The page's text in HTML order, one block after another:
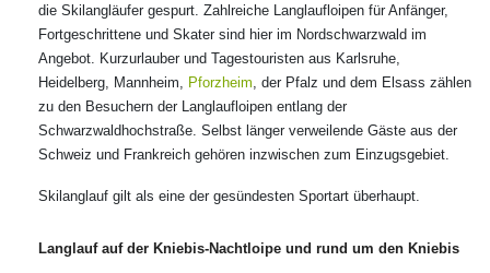
die Skilangläufer gespurt. Zahlreiche Langlaufloipen für Anfänger,
Fortgeschrittene und Skater sind hier im Nordschwarzwald im
Angebot. Kurzurlauber und Tagestouristen aus Karlsruhe,
Heidelberg, Mannheim, Pforzheim, der Pfalz und dem Elsass zählen
zu den Besuchern der Langlaufloipen entlang der
Schwarzwaldhochstraße. Selbst länger verweilende Gäste aus der
Schweiz und Frankreich gehören inzwischen zum Einzugsgebiet.
Skilanglauf gilt als eine der gesündesten Sportart überhaupt.
Langlauf auf der Kniebis-Nachtloipe und rund um den Kniebis